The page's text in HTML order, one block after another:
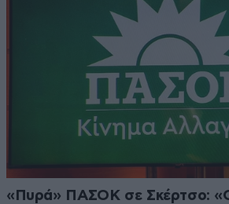
«Πυρά» ΠΑΣΟΚ σε Σκέρτσο: